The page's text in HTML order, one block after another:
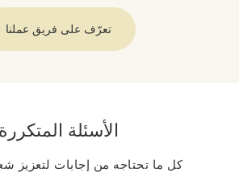
تعرّف على فريق عملنا
الأسئلة المتكررة
كل ما تحتاجه من إجابات لتعزيز